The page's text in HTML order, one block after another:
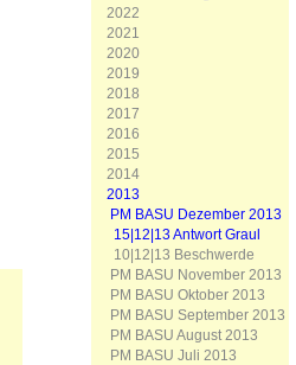
2022
2021
2020
2019
2018
2017
2016
2015
2014
2013
PM BASU Dezember 2013
15|12|13 Antwort Graul
10|12|13 Beschwerde
PM BASU November 2013
PM BASU Oktober 2013
PM BASU September 2013
PM BASU August 2013
PM BASU Juli 2013